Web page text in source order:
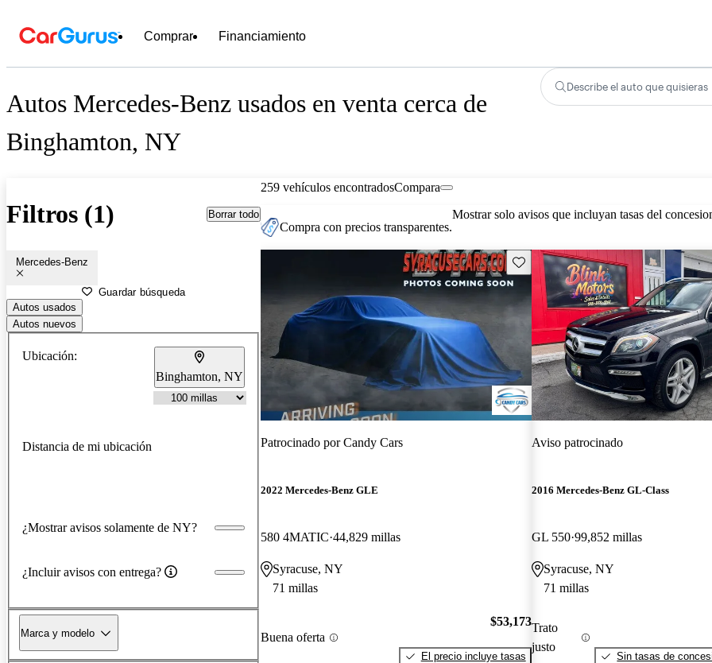
Comprar Financiamiento
Autos Mercedes-Benz usados en venta cerca de
Binghamton, NY
Describe el auto que quisieras
Filtros (1) Borrar todo
Mercedes-Benz
Guardar búsqueda
Autos usados
Autos nuevos
Ubicación:
Binghamton, NY
Distancia de mi ubicación
¿Mostrar avisos solamente de NY?
¿Incluir avisos con entrega?
Marca y modelo
259 vehículos encontradosCompara
Compra con precios transparentes.
Mostrar solo avisos que incluyan tasas del
Guarda este Aviso
Patrocinado porCandy Cars
2022 Mercedes-Benz GLE
580 4MATIC 44,829 millas
Syracuse, NY
71 millas
Buena oferta
$53,173
El precio incluye tasas
Aviso patrocinado
2016 Mercedes-Benz GL-Class
GL 550 99,852 millas
Syracuse, NY
71 millas
Trato
justo
Sin tasas de